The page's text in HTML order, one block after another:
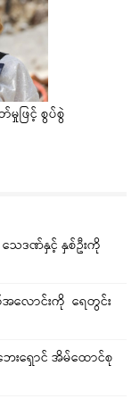
ဖြင့် စွပ်စွဲ
ေဒဏ်နှင့် နှစ်ဦးကို
လောင်းကို ရေတွင်း
းရှောင် အိမ်ထောင်စု